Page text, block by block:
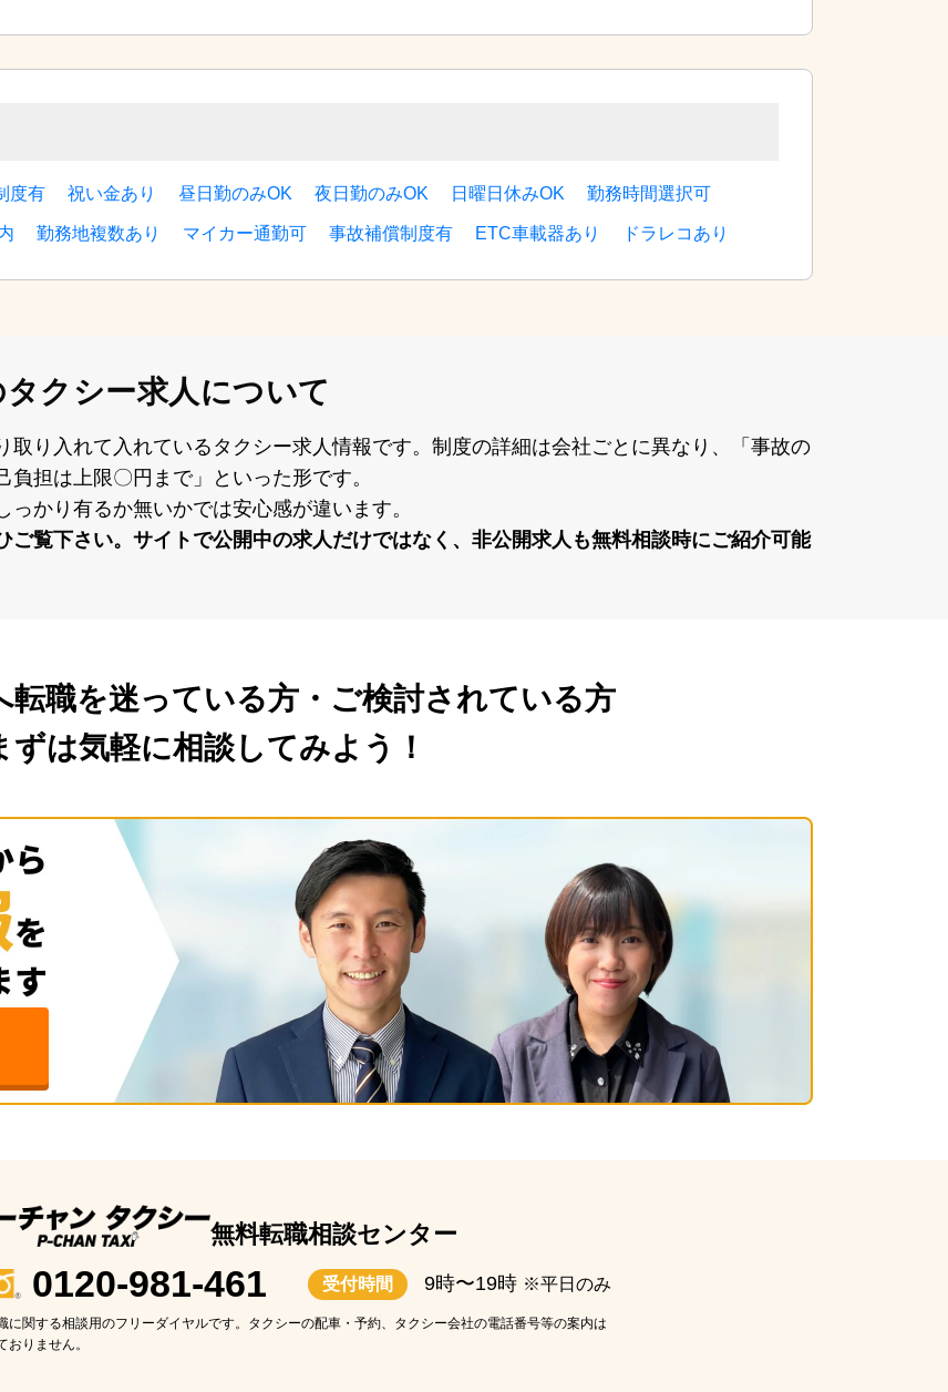
度有 祝い金あり 昼日勤のみOK 夜日勤のみOK 日曜日休みOK 勤務時間選択可
勤務地複数あり マイカー通勤可 事故補償制度有 ETC車載器あり ドラレコあり
タクシー求人について
り⼊れて⼊れているタクシー求⼈情報です。制度の詳細は会社ごとに異なり、「事故の
担は上限〇円まで」といった形です。
かり有るか無いかでは安⼼感が違います。
覧下さい。サイトで公開中の求⼈だけではなく、⾮公開求⼈も無料相談時にご紹介可能
転職を迷っている方・ご検討されている方
ずは気軽に相談してみよう！
無料転職相談センター
0120-981-461 受付時間 9時〜19時 ※平日のみ
に関する相談用のフリーダイヤルです。タクシーの配車・予約、タクシー会社の電話番号等の案内は
おりません。